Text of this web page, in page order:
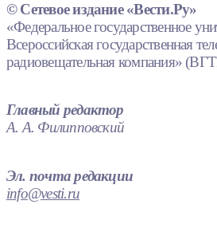
© Сетевое издание «Вести.Ру»
«Федеральное государственное
Всероссийская государственная
радиовещательная компания»
Главный редактор
А. А. Филипповский
Эл. почта редакции
info@vesti.ru